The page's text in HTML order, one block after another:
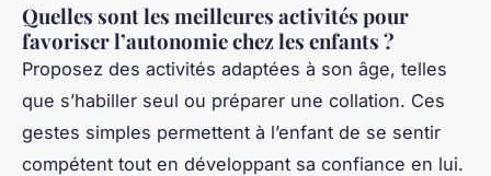
Quelles sont les meilleures activités pour
favoriser l’autonomie chez les enfants ?
Proposez des activités adaptées à son âge, telles
que s’habiller seul ou préparer une collation. Ces
gestes simples permettent à l’enfant de se sentir
compétent tout en développant sa confiance en lui.